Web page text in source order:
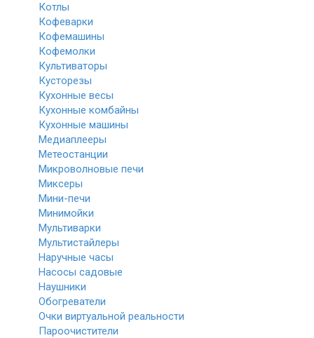
Котлы
Кофеварки
Кофемашины
Кофемолки
Культиваторы
Кусторезы
Кухонные весы
Кухонные комбайны
Кухонные машины
Медиаплееры
Метеостанции
Микроволновые печи
Миксеры
Мини-печи
Минимойки
Мультиварки
Мультистайлеры
Наручные часы
Насосы садовые
Наушники
Обогреватели
Очки виртуальной реальности
Пароочистители